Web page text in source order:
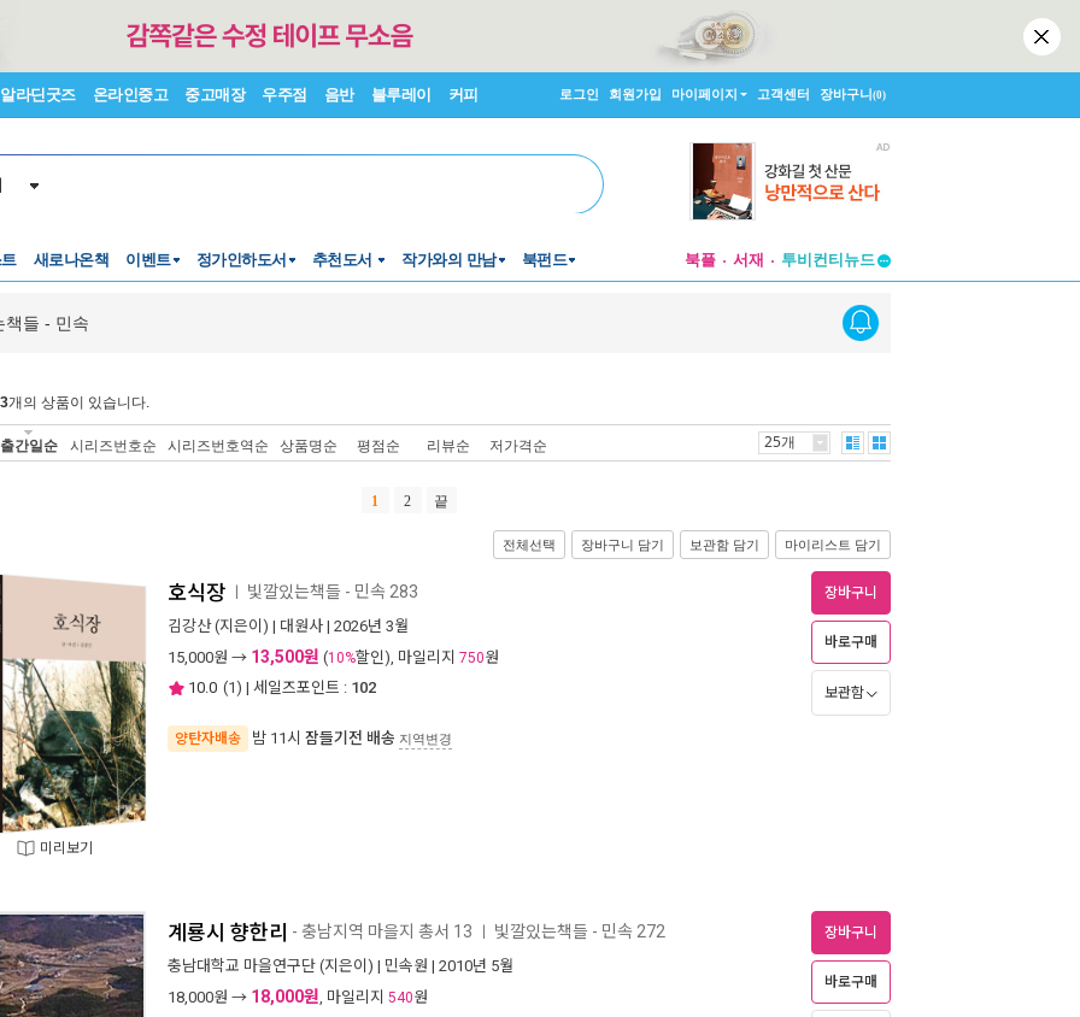
알라딘굿즈 온라인중고 중고매장 우주점 음반 블루레이 커피 로그인 회원가입 마이페이지 고객센터 장바구니(0)
새로나온책 이벤트 정가인하도서 추천도서 작가와의 만남 북펀드 북플 서재
창작플랫폼
책들 - 민속
개의 상품이 있습니다.
출간일순 시리즈번호순 시리즈번호역순 상품명순 평점순 리뷰순 저가격순 25개
1 2 끝
전체선택 장바구니 담기 보관함 담기 마이리스트 담기
미리보기
호식장 빛깔있는책들 - 민속 283
김강산(지은이) | 대원사 | 2026년 3월
15,000원 → 13,500원 (10%할인), 마일리지 750원
10.0 (1) | 세일즈포인트 : 102
양탄자배송 밤 11시 잠들기전 배송 지역변경
장바구니
바로구매
보관함
계룡시 향한리 - 충남지역 마을지 총서 13 빛깔있는책들 - 민속 272
충남대학교 마을연구단 (지은이) | 민속원 | 2010년 5월
18,000원 → 18,000원, 마일리지 540원
장바구니
바로구매